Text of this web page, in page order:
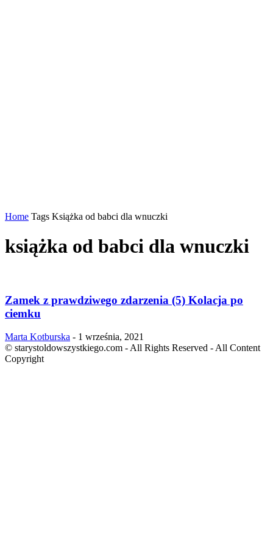
Home Tags Książka od babci dla wnuczki
książka od babci dla wnuczki
Zamek z prawdziwego zdarzenia (5) Kolacja po
ciemku
Marta Kotburska - 1 września, 2021
© starystoldowszystkiego.com - All Rights Reserved - All Content
Copyright